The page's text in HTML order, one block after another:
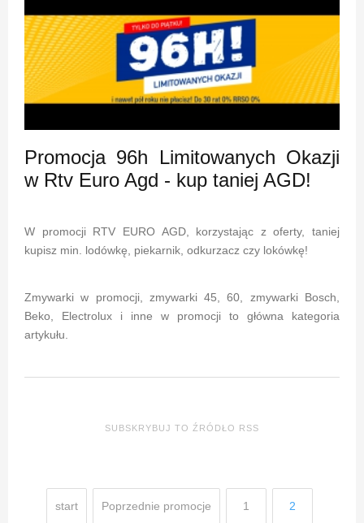
Promocja 96h Limitowanych Okazji
w Rtv Euro Agd - kup taniej AGD!
W promocji RTV EURO AGD, korzystając z oferty, taniej
kupisz min. lodówkę, piekarnik, odkurzacz czy lokówkę!
Zmywarki w promocji, zmywarki 45, 60, zmywarki Bosch,
Beko, Electrolux i inne w promocji to główna kategoria
artykułu.
SUBSKRYBUJ TO ŹRÓDŁO RSS
start Poprzednie promocje 1 2